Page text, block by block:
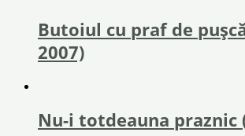
Butoiul cu praf de
2007)
Nu-i totdeauna praznic